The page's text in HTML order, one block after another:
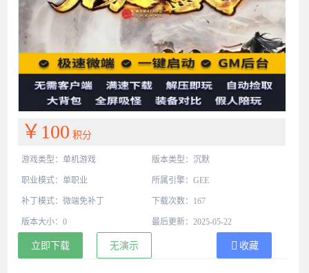
￥100 积分
游戏类型：单机游戏 版本类型：沉默
职业模式：单职业 所属引擎：GEE
补丁模式：微端免补丁 下载次数：167
版本大小：0 最后更新：2025-05-22
立即下载 无演示 收藏